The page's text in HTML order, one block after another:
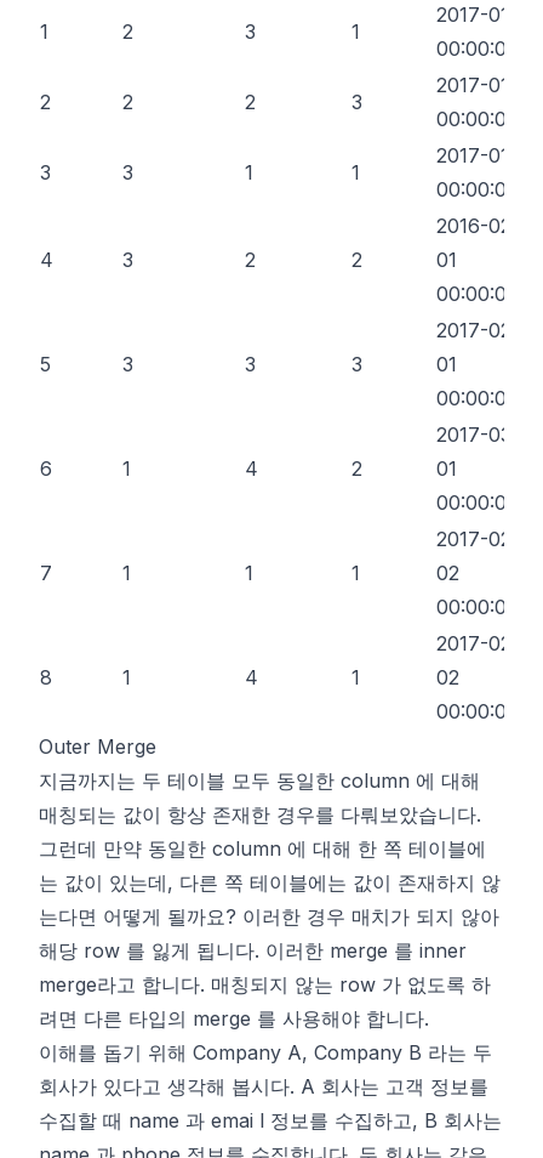
1 2 3 1
2017-01-01
00:00:00
2 2 2 3
2017-01-01
00:00:00
3 3 1 1
2017-01-01
00:00:00
4 3 2 2
2016-02-
01
00:00:00
5 3 3 3
2017-02-
01
00:00:00
6 1 4 2
2017-03-
01
00:00:00
7 1 1 1
2017-02-
02
00:00:00
8 1 4 1
2017-02-
02
00:00:00
Outer Merge
지금까지는 두 테이블 모두 동일한 column 에 대해
매칭되는 값이 항상 존재한 경우를 다뤄보았습니다.
그런데 만약 동일한 column 에 대해 한 쪽 테이블에
는 값이 있는데, 다른 쪽 테이블에는 값이 존재하지 않
는다면 어떻게 될까요? 이러한 경우 매치가 되지 않아
해당 row 를 잃게 됩니다. 이러한 merge 를 inner
merge라고 합니다. 매칭되지 않는 row 가 없도록 하
려면 다른 타입의 merge 를 사용해야 합니다.
이해를 돕기 위해 Company A, Company B 라는 두
회사가 있다고 생각해 봅시다. A 회사는 고객 정보를
수집할 때 name 과 emai l 정보를 수집하고, B 회사는